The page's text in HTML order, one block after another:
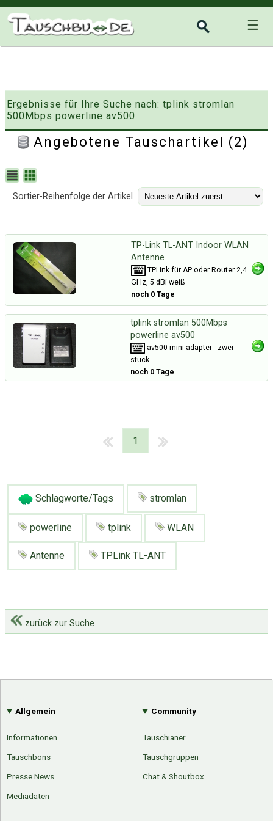
☰
Ergebnisse für Ihre Suche nach: tplink stromlan
500Mbps powerline av500
Angebotene Tauschartikel (2)
Sortier-Reihenfolge der Artikel
TP-Link TL-ANT Indoor WLAN
Antenne
TPLink für AP oder Router 2,4
GHz, 5 dBi weiß
noch 0 Tage
tplink stromlan 500Mbps
powerline av500
av500 mini adapter - zwei
stück
noch 0 Tage
1
Schlagworte/Tags stromlan
powerline tplink WLAN
Antenne TPLink TL-ANT
zurück zur Suche
Allgemein
Informationen
Tauschbons
Presse News
Mediadaten
Community
Tauschianer
Tauschgruppen
Chat & Shoutbox